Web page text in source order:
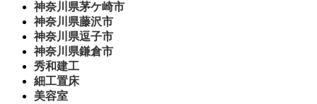
神奈川県茅ケ崎市
神奈川県藤沢市
神奈川県逗子市
神奈川県鎌倉市
秀和建工
細工置床
美容室